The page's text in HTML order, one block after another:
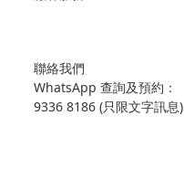
聯絡我們
WhatsApp 查詢及預約：
9336 8186 (只限文字訊息)